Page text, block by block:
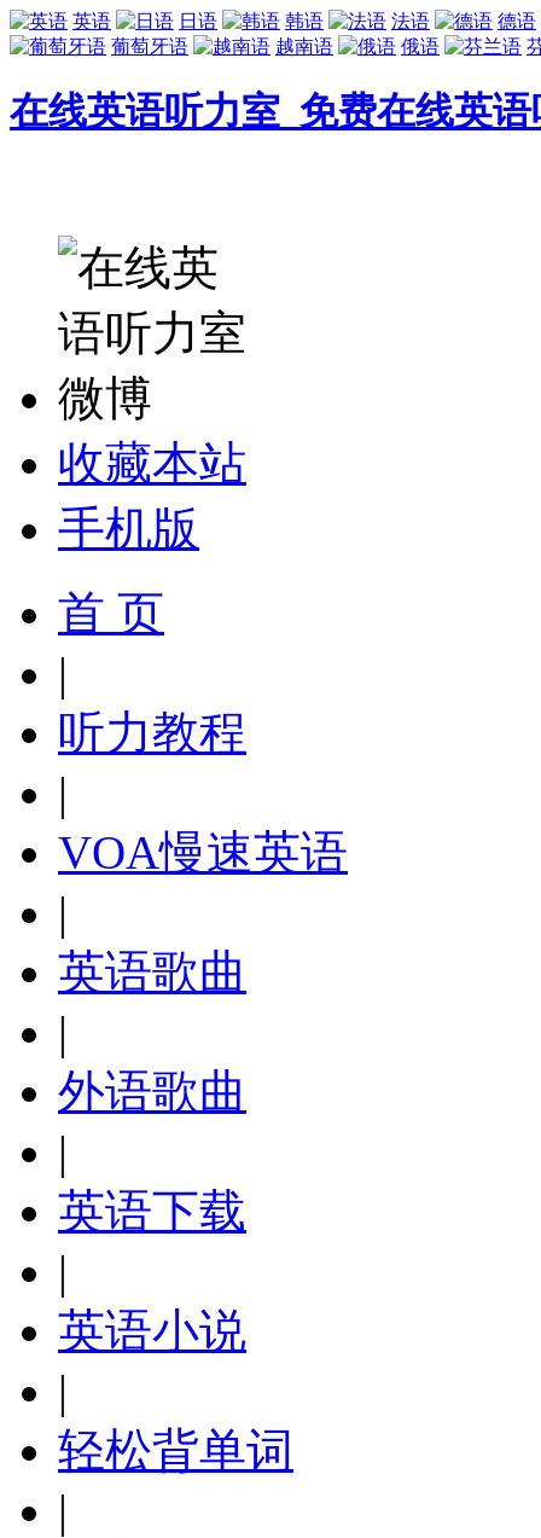
英语 日语 韩语 法语
德语
葡萄牙语
越南语 俄语
在线英语听力室_免费在线英
收藏本站
手机版
首 页
|
听力教程
|
VOA慢速英语
|
英语歌曲
|
外语歌曲
|
英语下载
|
英语小说
|
轻松背单词
|